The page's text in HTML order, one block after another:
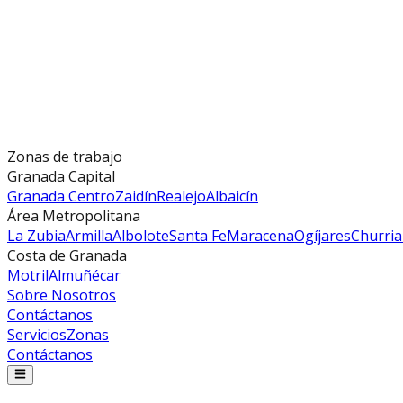
Zonas de trabajo
Granada Capital
Granada CentroZaidínRealejoAlbaicín
Área Metropolitana
La ZubiaArmillaAlboloteSanta FeMaracenaOgíjares
Costa de Granada
MotrilAlmuñécar
Sobre Nosotros
Contáctanos
ServiciosZonas
Contáctanos